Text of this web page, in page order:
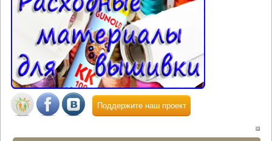
Поддержите наш проект